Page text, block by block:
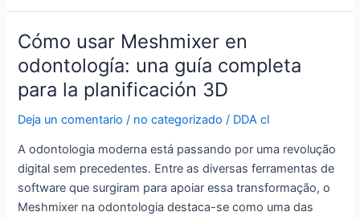
Cómo usar Meshmixer en
odontología: una guía completa
para la planificación 3D
Deja un comentario / no categorizado / DDA cl
A odontologia moderna está passando por uma revolução
digital sem precedentes. Entre as diversas ferramentas de
software que surgiram para apoiar essa transformação, o
Meshmixer na odontologia destaca-se como uma das
Cómo
usar
Meshmixer
en
odontología:
guía
completa
para
la